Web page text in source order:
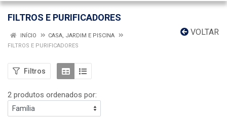
FILTROS E PURIFICADORES
VOLTAR
INÍCIO
CASA, JARDIM E PISCINA
FILTROS E PURIFICADORES
Filtros
2 produtos ordenados por: